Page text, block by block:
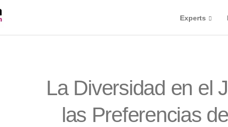
Experts
La Diversidad en el
las Preferencias